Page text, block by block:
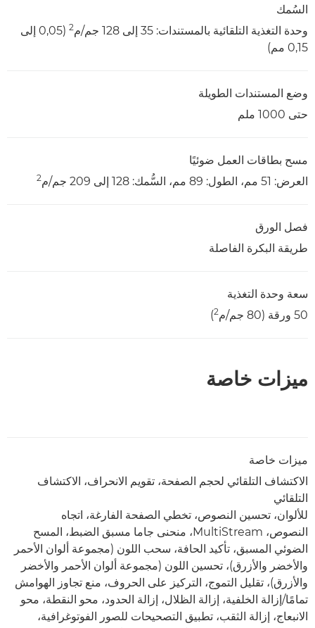
السُمك
وحدة التغذية التلقائية بالمستندات: 35 إلى 128 جم/م
2
(0,05 إلى
0,15 مم)
وضع المستندات الطويلة
حتى 1000 ملم
مسح بطاقات العمل ضوئيًا
العرض: 51 مم، الطول: 89 مم، السُّمك: 128 إلى 209 جم/م
2
فصل الورق
طريقة البكرة الفاصلة
سعة وحدة التغذية
50 ورقة (80 جم/م
2
)
ميزات خاصة
ميزات خاصة
الاكتشاف التلقائي لحجم الصفحة، تقويم الانحراف، الاكتشاف
التلقائي
للألوان، تحسين النصوص، تخطي الصفحة الفارغة، اتجاه
النصوص، MultiStream، منحنى جاما مسبق الضبط، المسح
الضوئي المسبق، تأكيد الحافة، سحب اللون (مجموعة ألوان الأحمر
والأخضر والأزرق)، تحسين اللون (مجموعة ألوان الأحمر والأخضر
والأزرق)، تقليل التموج، التركيز على الحروف، منع تجاوز الهوامش
تمامًا/إزالة الخلفية، إزالة الظلال، إزالة الحدود، محو النقطة، محو
الانبعاج، إزالة الثقب، تطبيق التصحيحات للصور الفوتوغرافية،